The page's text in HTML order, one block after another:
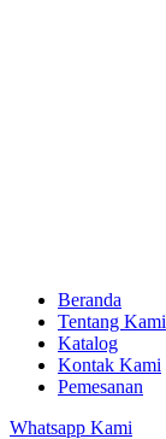
Beranda
Tentang Kami
Katalog
Kontak Kami
Pemesanan
Whatsapp Kami